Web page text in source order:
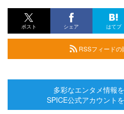
ポスト シェア はてブ
RSSフィードの
多彩なエンタメ情報
SPICE公式アカウント